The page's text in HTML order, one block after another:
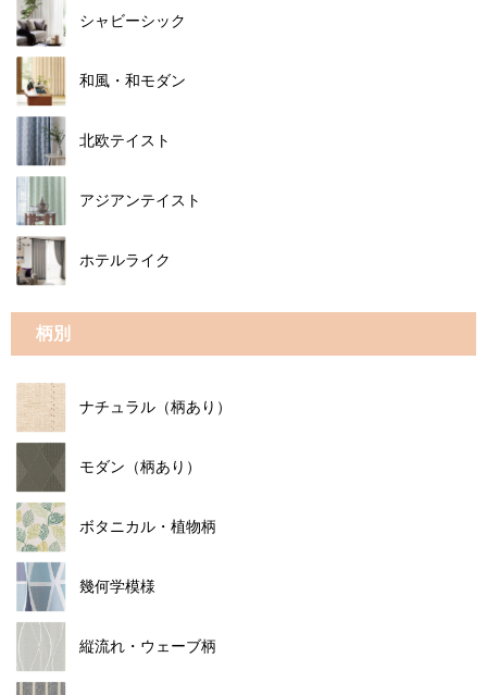
シャビーシック
和風・和モダン
北欧テイスト
アジアンテイスト
ホテルライク
柄別
ナチュラル（柄あり）
モダン（柄あり）
ボタニカル・植物柄
幾何学模様
縦流れ・ウェーブ柄